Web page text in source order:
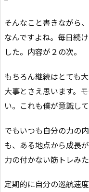
そんなこと書きながら
なんですよね。毎日続
した。内容が２の次。
もちろん継続はとても
大事とさえ思います。
い。これも僕が意識して
でもいつも自分の力の
も、ある地点から成長
力の付かない筋トレみた
定期的に自分の巡航速